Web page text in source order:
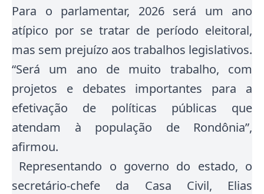
Para o parlamentar, 2026 será um ano
atípico por se tratar de período eleitoral,
mas sem prejuízo aos trabalhos legislativos.
“Será um ano de muito trabalho, com
projetos e debates importantes para a
efetivação de políticas públicas que
atendam à população de Rondônia”,
afirmou.
Representando o governo do estado, o
secretário-chefe da Casa Civil, Elias